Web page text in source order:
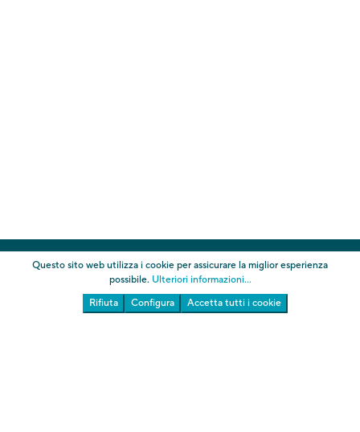
I Giardini
Questo sito web utilizza i cookie per assicurare la miglior esperienza
possibile. Ulteriori informazioni...
Rifiuta
Configura Accetta tutti i cookie